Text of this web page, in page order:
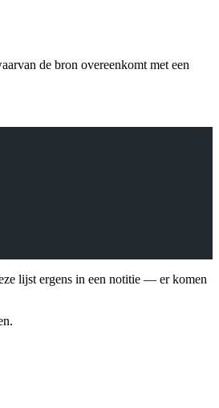
de bron overeenkomt met een
lijst ergens in een notitie — er komen